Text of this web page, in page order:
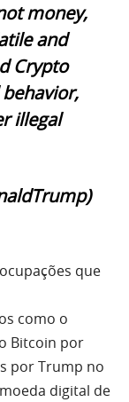
money,
and
Crypto
illegal
que
como o
Bitcoin por
por Trump no
digital de